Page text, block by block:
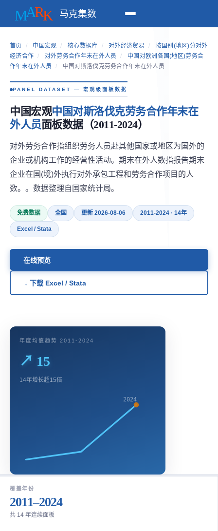
马克集数
首页 / 中国宏观 / 核心数据库 / 对外经济贸易 /
按国别(地区)分对外
经济合作 / 对外劳务合作年末在外人员 /
中国对欧洲各国(地区)劳务合
作年末在外人员
/ 中国对斯洛伐克劳务合作年末在外人员
PANEL DATASET — 宏观级面板数据
中国宏观中国对斯洛伐克劳务合作年末在
外人员面板数据（2011-2024）
对外劳务合作指组织劳务人员赴其他国家或地区为国外的
企业或机构工作的经营性活动。期末在外人数指报告期末
企业在国(境)外执行对外承包工程和劳务合作项目的人
数。。数据整理自国家统计局。
免费数据 全国 更新 2026-08-06 2011-2024 · 14年
Excel / Stata
在线预览
↓ 下载 Excel / Stata
年度均值趋势 2011-2024
↗ 15
14年增长超15倍
2024
覆盖年份
2011–2024
共 14 年连续面板